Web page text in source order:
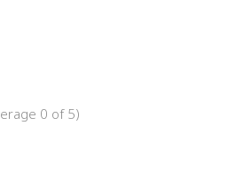
0 of 5)